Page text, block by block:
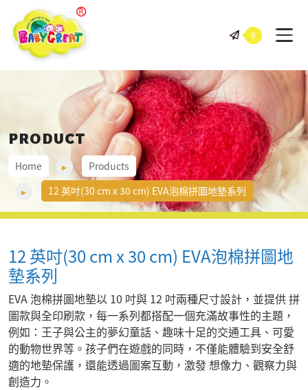
0
PRODUCT
Home
Products
12 英吋(30 cm x 30 cm) EVA泡棉拼圖地墊系列
12 英吋(30 cm x 30 cm) EVA泡棉拼圖地
墊系列
EVA 泡棉拼圖地墊以 10 吋與 12 吋兩種尺寸設計，並提供 拼
圖款與全印刷款，每一系列都搭配一個充滿故事性的主題，
例如：王子與公主的夢幻童話、趣味十足的交通工具、可愛
的動物世界等。孩子們在遊戲的同時，不僅能體驗到安全舒
適的地墊保護，還能透過圖案互動，激發 想像力、觀察力與
創造力。